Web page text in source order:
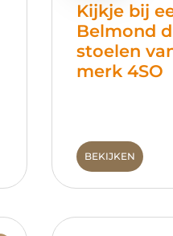
Kijkje bij
Belmond
stoelen
merk 4SO
BEKIJKEN